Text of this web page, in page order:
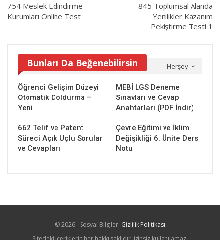
754 Meslek Edindirme
Kurumları Online Test
845 Toplumsal Alanda
Yenilikler Kazanım
Pekiştirme Testi 1
Herşey
Bunları Da Beğenebilirsin
Öğrenci Gelişim Düzeyi
Otomatik Doldurma –
Yeni
MEBİ LGS Deneme
Sınavları ve Cevap
Anahtarları (PDF İndir)
662 Telif ve Patent
Süreci Açık Uçlu Sorular
ve Cevapları
Çevre Eğitimi ve İklim
Değişikliği 6. Ünite Ders
Notu
© 2026 - Sosyal Bilgiler. Gizlilik Politikası
Sitedeki içeriklerin her hakkı saklıdır, izinsiz kullanılamaz.